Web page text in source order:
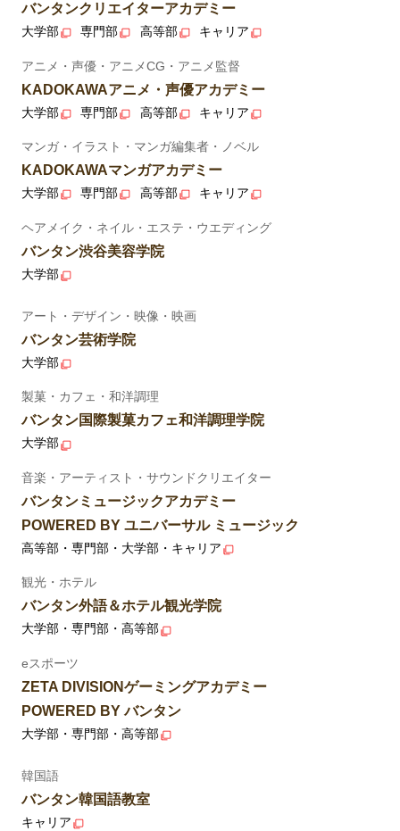
バンタンクリエイターアカデミー
大学部 専門部 高等部 キャリア
アニメ・声優・アニメCG・アニメ監督
KADOKAWAアニメ・声優アカデミー
大学部 専門部 高等部 キャリア
マンガ・イラスト・マンガ編集者・ノベル
KADOKAWAマンガアカデミー
大学部 専門部 高等部 キャリア
ヘアメイク・ネイル・エステ・ウエディング
バンタン渋谷美容学院
大学部
アート・デザイン・映像・映画
バンタン芸術学院
大学部
製菓・カフェ・和洋調理
バンタン国際製菓カフェ和洋調理学院
大学部
音楽・アーティスト・サウンドクリエイター
バンタンミュージックアカデミー
POWERED BY ユニバーサル ミュージック
高等部・専門部・大学部・キャリア
観光・ホテル
バンタン外語＆ホテル観光学院
大学部・専門部・高等部
eスポーツ
ZETA DIVISIONゲーミングアカデミー
POWERED BY バンタン
大学部・専門部・高等部
韓国語
バンタン韓国語教室
キャリア